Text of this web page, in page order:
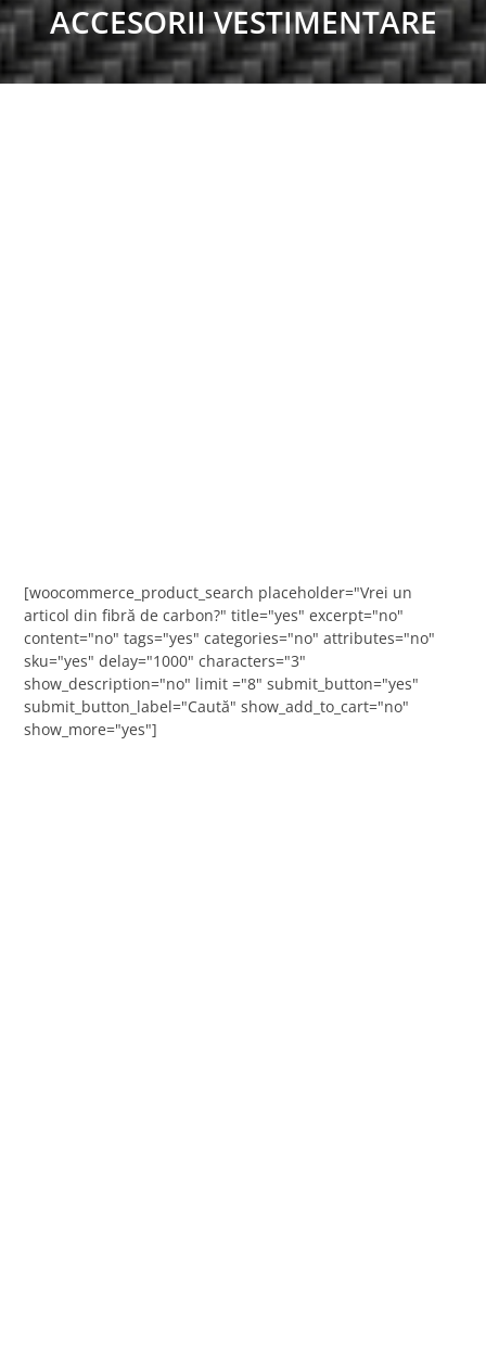
ACCESORII VESTIMENTARE
[woocommerce_product_search placeholder="Vrei un
articol din fibră de carbon?" title="yes" excerpt="no"
content="no" tags="yes" categories="no" attributes="no"
sku="yes" delay="1000" characters="3"
show_description="no" limit ="8" submit_button="yes"
submit_button_label="Caută" show_add_to_cart="no"
show_more="yes"]